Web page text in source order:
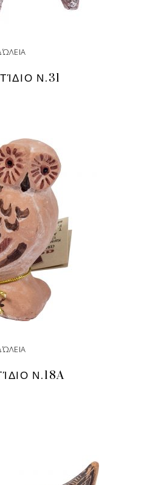
Ν.31
MORE
Ν.18A
MORE